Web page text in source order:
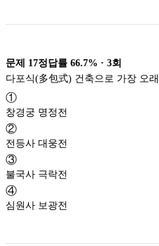
문제 17정답률 66.7% · 3회
다포식(多包式) 건축으로 가장 오
①
창경궁 명정전
②
전등사 대웅전
③
불국사 극락전
④
심원사 보광전